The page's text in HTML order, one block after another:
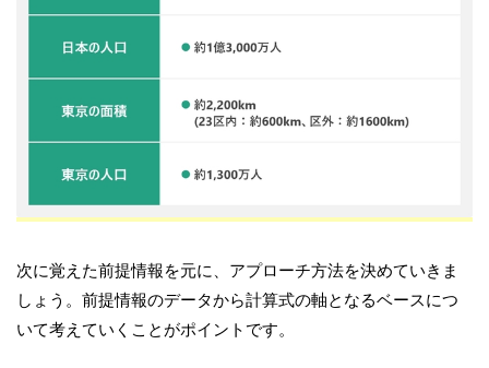
次に覚えた前提情報を元に、アプローチ方法を決めていきま
しょう。前提情報のデータから計算式の軸となるベースにつ
いて考えていくことがポイントです。